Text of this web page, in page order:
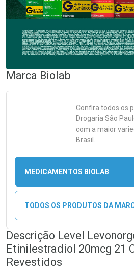
Marca Biolab
Confira todos os
Drogaria São
com a maior
Brasil.
MEDICAMENTOS BIOLAB
TODOS OS PRODUTOS DA
Descrição Level
Etinilestradiol 20mcg 21
Revestidos